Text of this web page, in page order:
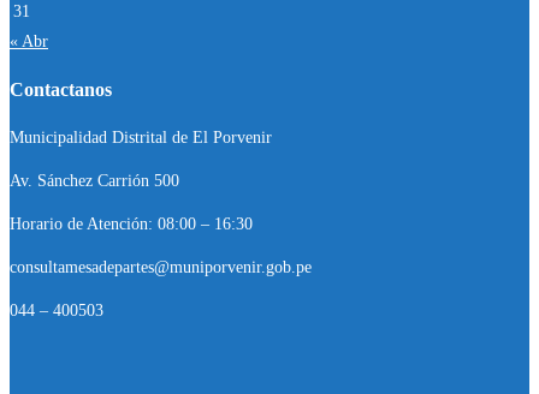
31
« Abr
Contactanos
Municipalidad Distrital de El Porvenir
Av. Sánchez Carrión 500
Horario de Atención: 08:00 – 16:30
consultamesadepartes@muniporvenir.gob.pe
044 – 400503